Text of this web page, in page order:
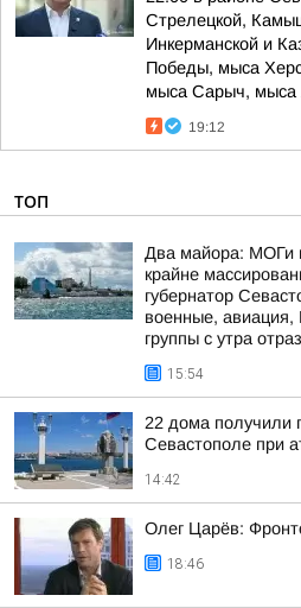
Стрелецкой,
Инкерманской и
Победы, мыса
мыса Сарыч, мыса
19:12
ТОП
Два майора: МОГи
крайне
губернатор
военные,
группы с утра
15:54
22 дома получили
Севастополе при
14:42
Олег Царёв:
18:46